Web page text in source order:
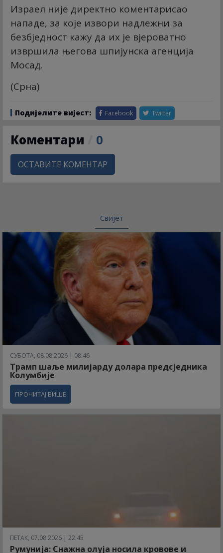
Израел није директно коментарисао
нападе, за које извори надлежни за
безбједност кажу да их је вјероватно
извршила његова шпијунска агенција
Мосад.
(Срна)
Подијелите вијест: Facebook Twitter
Коментари 0
ОСТАВИТЕ КОМЕНТАР
Свијет
СУБОТА, 08.08.2026 | 08:46
Трамп шаље милијарду долара предсједника
Колумбије
ПРОЧИТАЈ ВИШЕ
ПЕТАК, 07.08.2026 | 22:45
Румунија: Снажна олуја носила кровове и